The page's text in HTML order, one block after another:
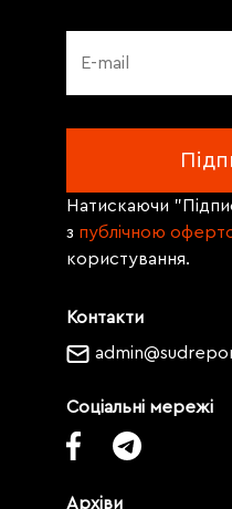
Контакти
Соціальні мережі
Архіви
Натискаючи
з публічною
користування.